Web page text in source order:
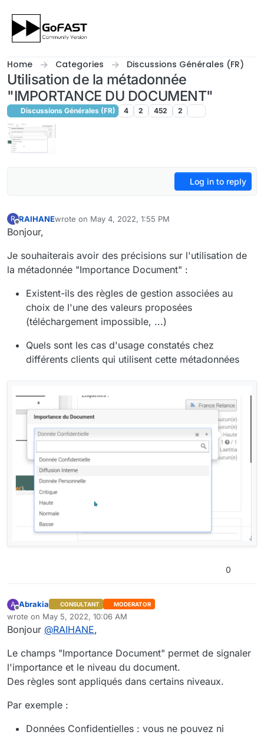
Home Categories Discussions Générales (FR)
Utilisation de la métadonnée
"IMPORTANCE DU DOCUMENT"
Discussions Générales (FR) 4 2 452 2
Log in to reply
R
Offline
RAIHANEwrote on May 4, 2022, 1:55 PM
last edited by
Bonjour,
Je souhaiterais avoir des précisions sur l'utilisation de
la métadonnée "Importance Document" :
Existent-ils des règles de gestion associées au
choix de l'une des valeurs proposées
(téléchargement impossible, ...)
Quels sont les cas d'usage constatés chez
différents clients qui utilisent cette métadonnées
0
A
Offline
Abrakia CONSULTANT MODERATOR
wrote on May 5, 2022, 10:06 AM
last edited by
Bonjour @RAIHANE,
Le champs "Importance Document" permet de signaler
l'importance et le niveau du document.
Des règles sont appliqués dans certains niveaux.
Par exemple :
Données Confidentielles : vous ne pouvez ni